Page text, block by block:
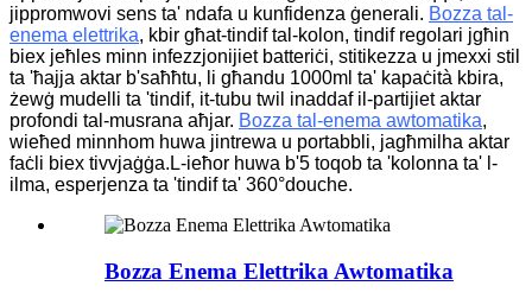
jippromwovi sens ta' ndafa u kunfidenza ġenerali. Bozza tal-
enema elettrika, kbir għat-tindif tal-kolon, tindif regolari jgħin
biex jeħles minn infezzjonijiet batteriċi, stitikezza u jmexxi stil
ta 'ħajja aktar b'saħħtu, li għandu 1000ml ta' kapaċità kbira,
żewġ mudelli ta 'tindif, it-tubu twil inaddaf il-partijiet aktar
profondi tal-musrana aħjar. Bozza tal-enema awtomatika,
wieħed minnhom huwa jintrewa u portabbli, jagħmilha aktar
faċli biex tivvjaġġa.L-ieħor huwa b'5 toqob ta 'kolonna ta' l-
ilma, esperjenza ta 'tindif ta' 360°douche.
Bozza Enema Elettrika Awtomatika